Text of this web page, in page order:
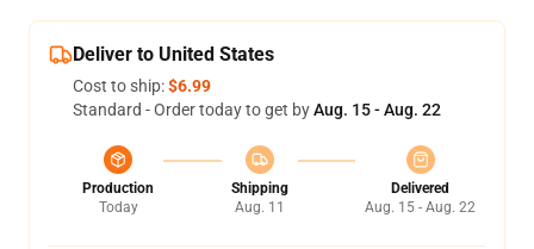
Deliver to United States
Cost to ship:$6.99
Standard - Order today to get byAug. 15 - Aug. 22
Production
Today
Shipping
Aug. 11
Delivered
Aug. 15 - Aug. 22